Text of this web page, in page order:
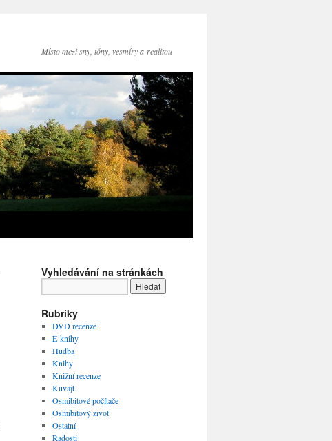
Místo mezi sny, tóny, vesmíry a realitou
Vyhledávání na stránkách
Rubriky
DVD recenze
E-knihy
Hudba
Knihy
Knižní recenze
Kuvajt
Osmibitové počítače
Osmibitový život
Ostatní
Radosti